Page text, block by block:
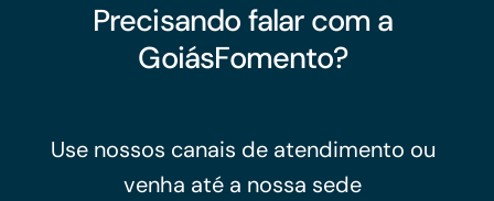
Precisando falar com a
GoiásFomento?
Use nossos canais de atendimento ou
venha até a nossa sede